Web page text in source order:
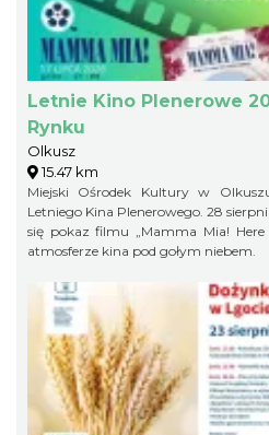
Letnie Kino Plenerowe
Rynku
Olkusz
15.47 km
Miejski Ośrodek Kultury w
Letniego Kina Plenerowego. 28
się pokaz filmu „Mamma Mia!
atmosferze kina pod gołym niebem.